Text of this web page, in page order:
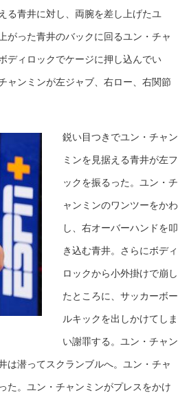
る青井に対し、両腕を差し上げたユ
がった青井のバックに回るユン・チャ
ディロックでケージに押し込んでい
ャンミンが左ジャブ、右ロー、右関節
鋭い目つきでユン・チャン
ミンを見据える青井が左フ
ックを振るった。ユン・チ
ャンミンのワンツーをかわ
し、右オーバーハンドを叩
き込む青井。さらにボディ
ロックから小外掛けで崩し
たところに、サッカーボー
ルキックを出しかけてしま
い謝罪する。ユン・チャン
は潜ってスクランブルへ。ユン・チャ
た。ユン・チャンミンがプレスをかけ